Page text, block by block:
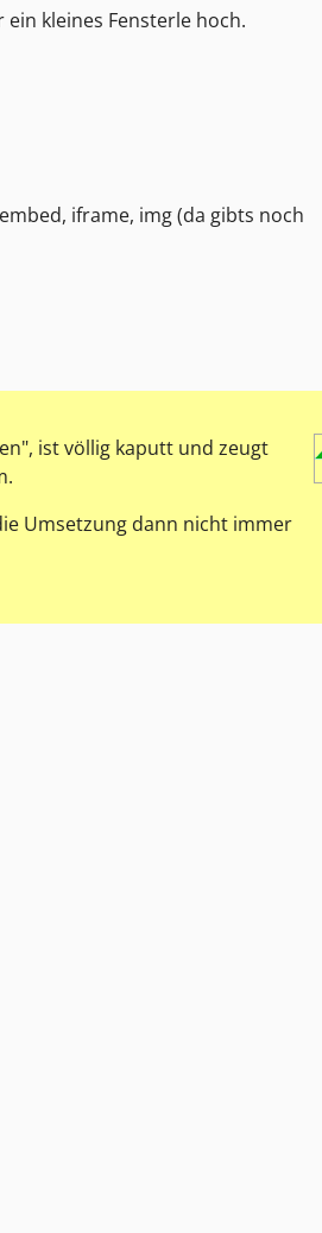
kleines Fensterle hoch.
iframe, img (da gibts noch
ist völlig kaputt und zeugt
Umsetzung dann nicht immer